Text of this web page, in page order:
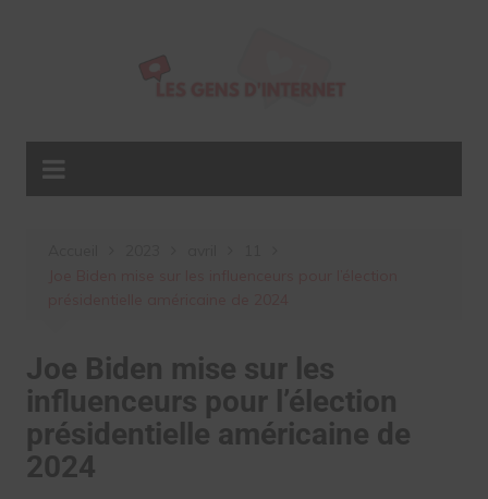
Joe Biden mise sur les
influenceurs pour l’élection
présidentielle américaine de
2024